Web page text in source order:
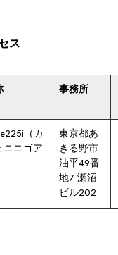
ス
事務所
（カ
ニニゴア
東京都あ
きる野市
油平49番
地7 瀬沼
ビル202